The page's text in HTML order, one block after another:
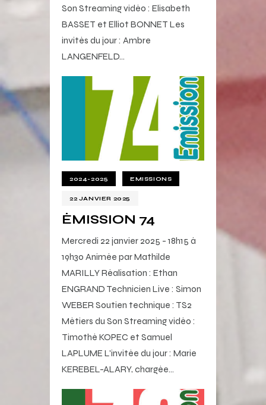
Son Streaming vidéo : Elisabeth
BASSET et Elliot BONNET Les
invités du jour : Ambre
LANGENFELD…
2024-2025 EMISSIONS
22 JANVIER 2025
ÉMISSION 74
Mercredi 22 janvier 2025 - 18h15 à
19h30 Animée par Mathilde
MARILLY Réalisation : Ethan
ENGRAND Technicien Live : Simon
WEBER Soutien technique : TS2
Métiers du Son Streaming vidéo :
Timothé KOPEC et Samuel
LAPLUME L'invitée du jour : Marie
KEREBEL-ALARY, chargée…